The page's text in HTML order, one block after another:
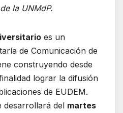
la UNMdP.
es un
de Comunicación de
construyendo desde
lograr la difusión
de EUDEM.
desarrollará del martes